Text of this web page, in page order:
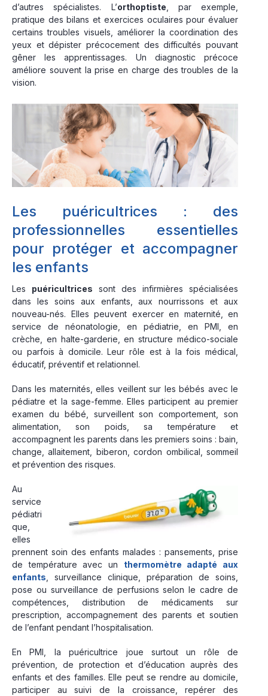
d’autres spécialistes. L’orthoptiste , par exemple,
pratique des bilans et exercices oculaires pour évaluer
certains troubles visuels, améliorer la coordination des
yeux et dépister précocement des difficultés pouvant
gêner les apprentissages. Un diagnostic précoce
améliore souvent la prise en charge des troubles de la
vision.
Les puéricultrices : des
professionnelles essentielles
pour protéger et accompagner
les enfants
Les puéricultrices sont des infirmières spécialisées
dans les soins aux enfants, aux nourrissons et aux
nouveau-nés. Elles peuvent exercer en maternité, en
service de néonatologie, en pédiatrie, en PMI, en
crèche, en halte-garderie, en structure médico-sociale
ou parfois à domicile. Leur rôle est à la fois médical,
éducatif, préventif et relationnel.
Dans les maternités, elles veillent sur les bébés avec le
pédiatre et la sage-femme. Elles participent au premier
examen du bébé, surveillent son comportement, son
alimentation, son poids, sa température et
accompagnent les parents dans les premiers soins : bain,
change, allaitement, biberon, cordon ombilical, sommeil
et prévention des risques.
Au
service
pédiatri
que,
elles
prennent soin des enfants malades : pansements, prise
de température avec un thermomètre adapté aux
enfants , surveillance clinique, préparation de soins,
pose ou surveillance de perfusions selon le cadre de
compétences, distribution de médicaments sur
prescription, accompagnement des parents et soutien
de l’enfant pendant l’hospitalisation.
En PMI, la puéricultrice joue surtout un rôle de
prévention, de protection et d’éducation auprès des
enfants et des familles. Elle peut se rendre au domicile,
participer au suivi de la croissance, repérer des